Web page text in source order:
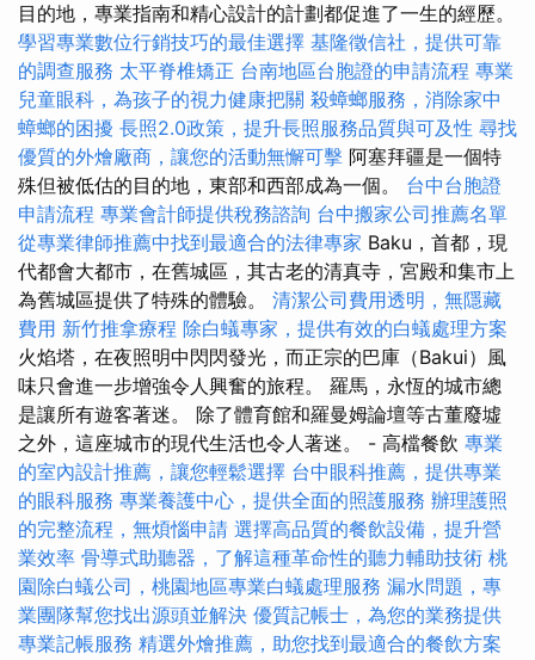
目的地，專業指南和精心設計的計劃都促進了一生的經歷。
學習專業數位行銷技巧的最佳選擇 基隆徵信社，提供可靠
的調查服務 太平脊椎矯正 台南地區台胞證的申請流程 專業
兒童眼科，為孩子的視力健康把關 殺蟑螂服務，消除家中
蟑螂的困擾 長照2.0政策，提升長照服務品質與可及性 尋找
優質的外燴廠商，讓您的活動無懈可擊 阿塞拜疆是一個特
殊但被低估的目的地，東部和西部成為一個。 台中台胞證
申請流程 專業會計師提供稅務諮詢 台中搬家公司推薦名單
從專業律師推薦中找到最適合的法律專家 Baku，首都，現
代都會大都市，在舊城區，其古老的清真寺，宮殿和集市上
為舊城區提供了特殊的體驗。 清潔公司費用透明，無隱藏
費用 新竹推拿療程 除白蟻專家，提供有效的白蟻處理方案
火焰塔，在夜照明中閃閃發光，而正宗的巴庫（Bakui）風
味只會進一步增強令人興奮的旅程。 羅馬，永恆的城市總
是讓所有遊客著迷。 除了體育館和羅曼姆論壇等古董廢墟
之外，這座城市的現代生活也令人著迷。 - 高檔餐飲 專業
的室內設計推薦，讓您輕鬆選擇 台中眼科推薦，提供專業
的眼科服務 專業養護中心，提供全面的照護服務 辦理護照
的完整流程，無煩惱申請 選擇高品質的餐飲設備，提升營
業效率 骨導式助聽器，了解這種革命性的聽力輔助技術 桃
園除白蟻公司，桃園地區專業白蟻處理服務 漏水問題，專
業團隊幫您找出源頭並解決 優質記帳士，為您的業務提供
專業記帳服務 精選外燴推薦，助您找到最適合的餐飲方案